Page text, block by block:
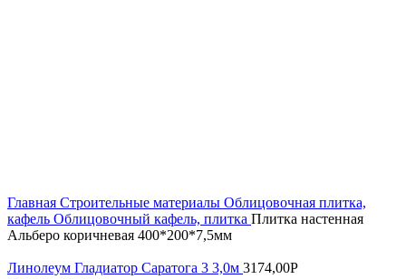
Главная Строительные материалы Облицовочная плитка,
кафель Облицовочный кафель, плитка Плитка настенная
Альберо коричневая 400*200*7,5мм
Линолеум Гладиатор Саратога 3 3,0м 3174,00Р